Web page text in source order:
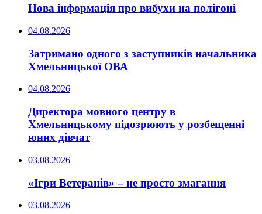
Нова інформація про вибухи на полігоні
04.08.2026
Затримано одного з заступників начальника
Хмельницької ОВА
04.08.2026
Директора мовного центру в
Хмельницькому підозрюють у розбещенні
юних дівчат
03.08.2026
«Ігри Ветеранів» – не просто змагання
03.08.2026